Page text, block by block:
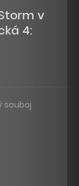
v
4:
souboj